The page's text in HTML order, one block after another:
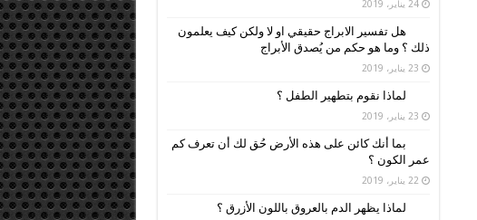
24 يناير، 2019
هل تفسير الابراج حقيقي او لا ولكن كيف يعلمون
ذلك ؟ وما هو حكم من يُصدق الأبراج
23 يناير، 2019
لماذا نقوم بتطهير الطفل ؟
23 يناير، 2019
بما أنك كائن على هذه الأرض حُق لك أن تعرف كم
عمر الكون ؟
22 يناير، 2019
لماذا يظهر الدم بالعروق باللون الأزرق ؟